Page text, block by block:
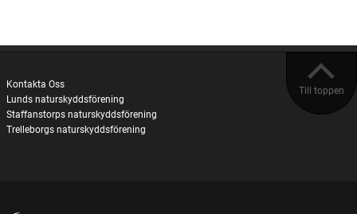
Till toppen
Kontakta Oss
Lunds naturskyddsförening
Staffanstorps naturskyddsförening
Trelleborgs naturskyddsförening